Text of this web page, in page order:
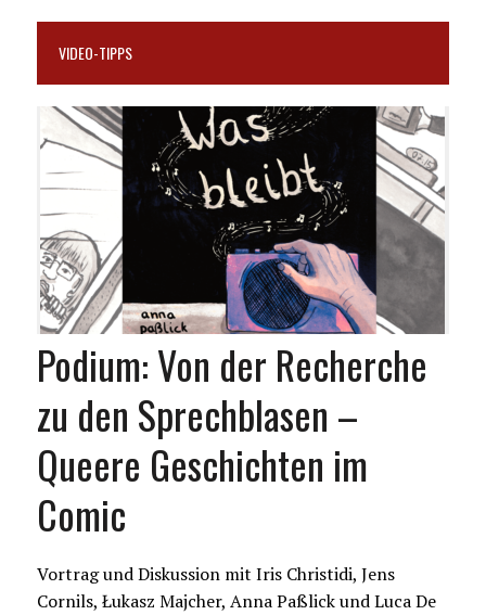
VIDEO-TIPPS
Podium: Von der Recherche
zu den Sprechblasen –
Queere Geschichten im
Comic
Vortrag und Diskussion mit Iris Christidi, Jens
Cornils, Łukasz Majcher, Anna Paßlick und Luca De